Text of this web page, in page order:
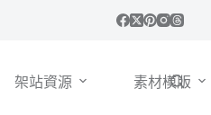
架站資源 素材模版